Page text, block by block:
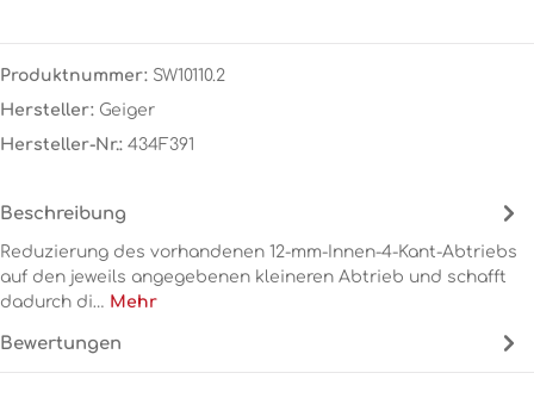
Produktnummer: SW10110.2
Hersteller: Geiger
Hersteller-Nr.: 434F391
Beschreibung
Reduzierung des vorhandenen 12-mm-Innen-4-Kant-Abtriebs
auf den jeweils angegebenen kleineren Abtrieb und schafft
dadurch di… Mehr
Bewertungen